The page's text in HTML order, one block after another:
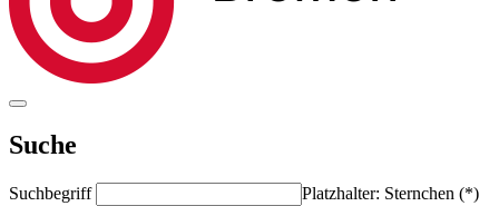
Suche
Suchbegriff
Platzhalter: Sternchen (*)